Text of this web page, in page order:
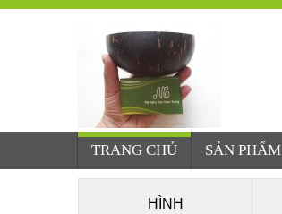
TRANG CHỦ SẢN PHẨM
HÌNH